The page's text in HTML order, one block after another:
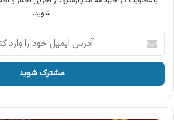
شوید.
آدرس
ایمیل
خود
وارد
کنید